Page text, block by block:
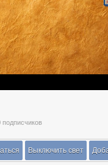
подписчиков
Выключить свет